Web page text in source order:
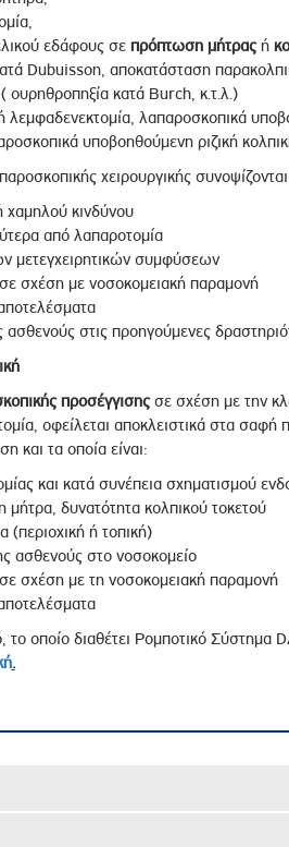
εδάφους σε πρόπτωση μήτραςή
Dubuisson, αποκατάσταση
ουρηθροπηξία κατά Burch, κ.τ.λ.)
λεμφαδενεκτομία, λαπαροσκοπικά
υποβοηθούμενη ριζική
χειρουργικής
χαμηλού κινδύνου
από λαπαροτομία
μετεγχειρητικών συμφύσεων
σχέση με νοσοκομειακή παραμονή
ασθενούς στις προηγούμενες
προσέγγισηςσε σχέση με την
οφείλεται αποκλειστικά στα σαφή
και τα οποία είναι:
και κατά συνέπεια σχηματισμού
δυνατότητα κολπικού τοκετού
(περιοχική ή τοπική)
ασθενούς στο νοσοκομείο
σχέση με τη νοσοκομειακή παραμονή
το οποίο διαθέτει Ρομποτικό Σύστημα
.